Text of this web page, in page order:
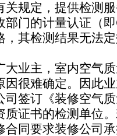
关规定，提供检测
部门的计量认证（
，其检测结果无法
业主，室内空气质
因很难确定。因此
司签订《装修空气
质证书的检测单位
合同要求装修公司